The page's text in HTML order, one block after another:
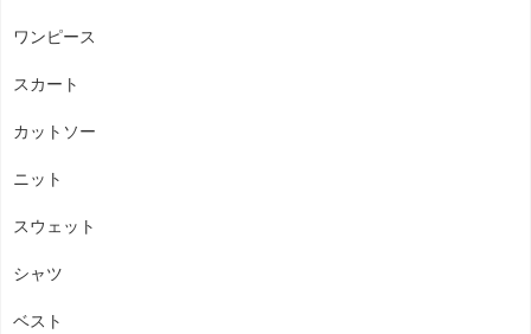
ワンピース
スカート
カットソー
ニット
スウェット
シャツ
ベスト